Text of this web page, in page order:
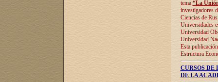
tema “La
investigadores
Ciencias de
Universidades
Universidad
Universidad
Esta
Estructura
CURSOS
DE LA